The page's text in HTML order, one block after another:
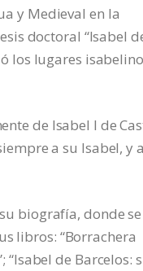
y Medieval en la
doctoral “Isabel
los lugares
de Isabel I de
a su Isabel, y
biografía, donde se
libros: “Borrachera
de Barcelos: